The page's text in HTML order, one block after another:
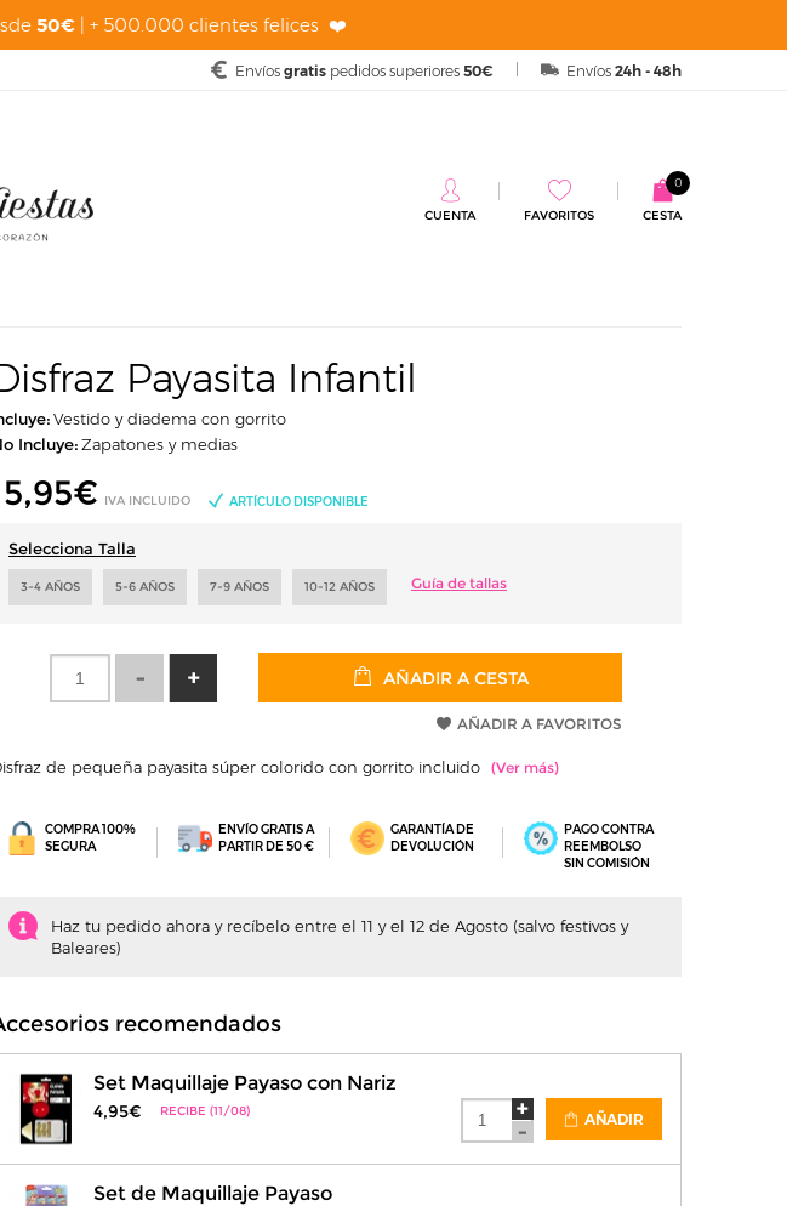
50€ | + 500.000 clientes felices ❤️
Envíos 24h - 48h
Envíos gratis pedidos superiores 50€
CESTA
0
CUENTA FAVORITOS
Payasita Infantil
Vestido y diadema con gorrito
Incluye:Zapatones y medias
€ IVA INCLUIDO ARTÍCULO DISPONIBLE
Selecciona Talla
3-4 AÑOS 5-6 AÑOS 7-9 AÑOS 10-12 AÑOS Guía de tallas
AÑADIR A CESTA
AÑADIR A FAVORITOS
de pequeña payasita súper colorido con gorrito incluido
COMPRA 100%
SEGURA
ENVÍO GRATIS A
PARTIR DE 50 €
GARANTÍA DE
DEVOLUCIÓN
PAGO CONTRA
REEMBOLSO
SIN COMISIÓN
Haz tu pedido ahora y recíbelo entre el 11 y el 12 de Agosto (salvo festivos y
Baleares)
recomendados
Set Maquillaje Payaso con Nariz
4,95€ RECIBE (11/08) AÑADIR
Set de Maquillaje Payaso